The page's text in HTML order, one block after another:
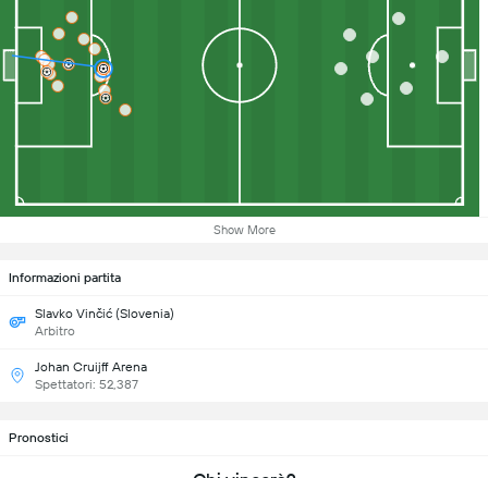
Show More
Informazioni partita
Slavko Vinčić (Slovenia)
Arbitro
Johan Cruijff Arena
Spettatori: 52,387
Pronostici